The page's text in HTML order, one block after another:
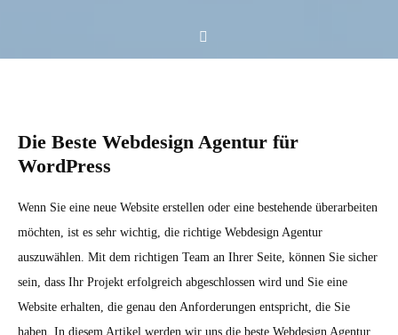
Die Beste Webdesign Agentur für
WordPress
Wenn Sie eine neue Website erstellen oder eine bestehende überarbeiten
möchten, ist es sehr wichtig, die richtige Webdesign Agentur
auszuwählen. Mit dem richtigen Team an Ihrer Seite, können Sie sicher
sein, dass Ihr Projekt erfolgreich abgeschlossen wird und Sie eine
Website erhalten, die genau den Anforderungen entspricht, die Sie
haben. In diesem Artikel werden wir uns die beste Webdesign Agentur